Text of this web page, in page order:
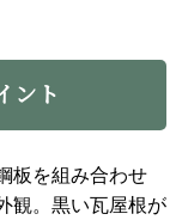
ント
板を組み合わせ
観。黒い瓦屋根が